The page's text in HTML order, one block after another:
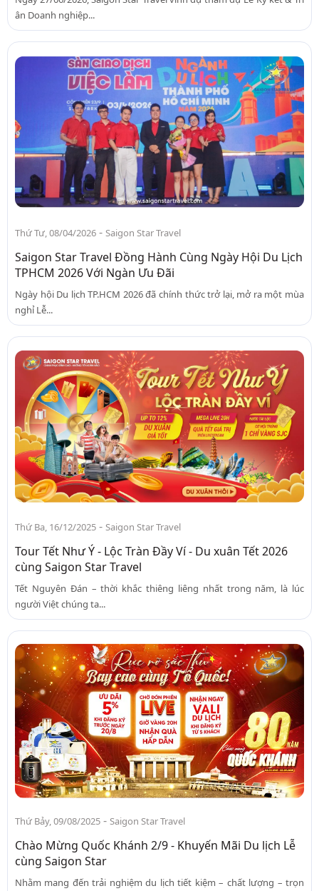
ân Doanh nghiệp...
Thứ Tư, 08/04/2026 - Saigon Star Travel
Saigon Star Travel Đồng Hành Cùng Ngày Hội Du Lịch
TPHCM 2026 Với Ngàn Ưu Đãi
Ngày hội Du lịch TP.HCM 2026 đã chính thức trở lại, mở ra một mùa
nghỉ Lễ...
Thứ Ba, 16/12/2025 - Saigon Star Travel
Tour Tết Như Ý - Lộc Tràn Đầy Ví - Du xuân Tết 2026
cùng Saigon Star Travel
Tết Nguyên Đán – thời khắc thiêng liêng nhất trong năm, là lúc
người Việt chúng ta...
Thứ Bảy, 09/08/2025 - Saigon Star Travel
Chào Mừng Quốc Khánh 2/9 - Khuyến Mãi Du lịch Lễ
cùng Saigon Star
Nhằm mang đến trải nghiệm du lịch tiết kiệm – chất lượng – trọn